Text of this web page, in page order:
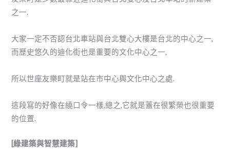
之一.
大家一定不否認台北車站與台北雙心大樓是台北的中心之一,
而歷史悠久的迪化街也是重要的文化中心之一,
所以世座友樂町就是站在市中心與文化中心之處.
這段寫的好像在繞口令一樣,總之,它就是蓋在很繁榮也很重要
的位置.
[綠建築與智慧建築]